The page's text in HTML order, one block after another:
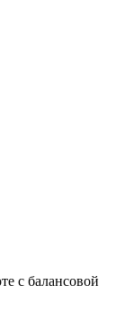
с балансовой